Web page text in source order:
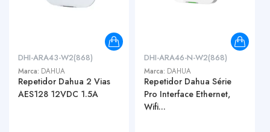
DHI-ARA43-W2(868)
Marca: DAHUA
Repetidor Dahua 2 Vias
AES128 12VDC 1.5A
DHI-ARA46-N-W2(868)
Marca: DAHUA
Repetidor Dahua Série
Pro Interface Ethernet,
Wifi...